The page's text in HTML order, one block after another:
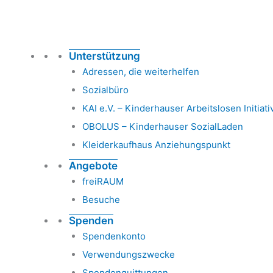
Unterstützung
Adressen, die weiterhelfen
Sozialbüro
KAI e.V. – Kinderhauser Arbeitslosen
OBOLUS – Kinderhauser SozialLaden
Kleiderkaufhaus Anziehungspunkt
Angebote
freiRAUM
Besuche
Spenden
Spendenkonto
Verwendungszwecke